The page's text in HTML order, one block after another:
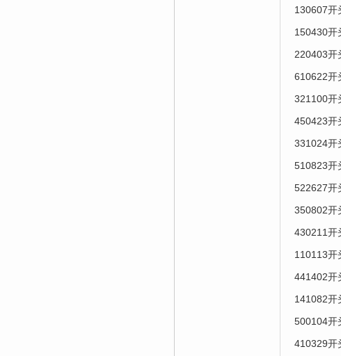
130607开
150430开
220403开
610622开
321100开
450423开
331024开
510823开
522627开
350802开
430211开
110113开
441402开
141082开
500104开
410329开